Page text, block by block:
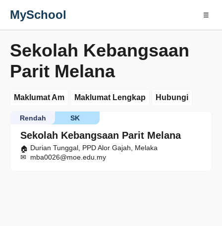
MySchool ☰
Sekolah Kebangsaan
Parit Melana
Maklumat Am Maklumat Lengkap Hubungi
Sekolah Kebangsaan Parit Melana
SK
Rendah
Durian Tunggal, PPD Alor Gajah, Melaka
mba0026@moe.edu.my